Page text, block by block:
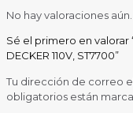
No hay valoraciones aún.
Sé el primero en valorar
DECKER 110V, ST7700”
Tu dirección de correo
obligatorios están